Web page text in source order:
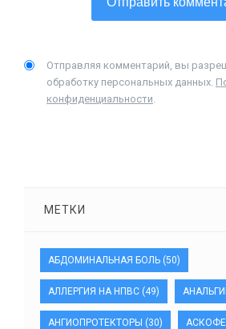
Отправляя комментарий, вы
обработку персональных данных.
конфиденциальности.
МЕТКИ
АБДОМИНАЛЬНАЯ БОЛЬ (50)
АЛЛЕРГИЯ НА НПВС (49)
АНГИОПРОТЕКТОРЫ (30)